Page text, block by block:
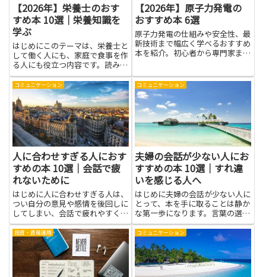
【2026年】栄養士のおす
すめ本 10選｜栄養知識を
学ぶ
はじめにこのテーマは、栄養士と
して働く人にも、家庭で食事を作
る人にも役立つ内容です。読みや
すい本を選ぶと、日常の食事づく
りや健康づくりが続けやすくな
り、家族の体調を整える手がかり
が増えます。栄養士の視点から、
食べ物の役割やバランスの考え方
を...
【2026年】原子力発電の
おすすめ本 6選
原子力発電の仕組みや安全性、最
新技術まで幅広く学べるおすすめ
本を紹介。初心者から専門家まで
コミュニケーション
人に合わせすぎる人におす
すめの本 10選｜会話で疲
れないために
はじめに人に合わせすぎる人は、
つい自分の意見や感情を後回しに
してしまい、会話で疲れやすくな
ることがあります。本はその状態
を客観的に見つめ直し、具体的な
対処法や心の扱い方を学ぶための
手助けになります。境界線の引き
方や上手に断る言い方、相手に
振...
コミュニケーション
夫婦の会話が少ない人にお
すすめの本 10選｜すれ違
いを感じる人へ
はじめに夫婦の会話が少ない人に
とって、本を手に取ることは静か
な第一歩になります。言葉の選び
方や伝え方、聴き方のコツを学ぶ
ことで、相手の気持ちに気づく力
や自分の伝え方の癖が見えてきま
す。すれ違いを感じる人は、原因
がわからずに不安や孤立感を強
め...
投資・資産運用 コミュニケーション